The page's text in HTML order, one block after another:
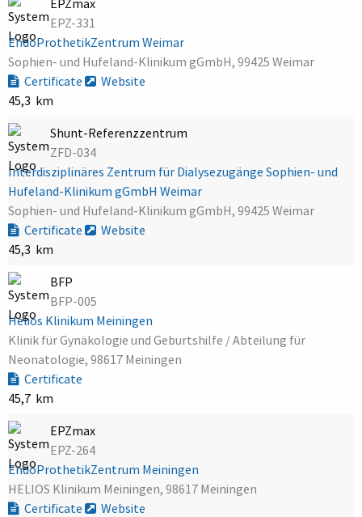
EPZ-331
EndoProthetikZentrum Weimar
Sophien- und Hufeland-Klinikum gGmbH, 99425 Weimar
Certificate
Website
45,3 km
Shunt-Referenzzentrum
ZFD-034
Interdisziplinäres Zentrum für Dialysezugänge Sophien- und
Hufeland-Klinikum gGmbH Weimar
Sophien- und Hufeland-Klinikum gGmbH, 99425 Weimar
Certificate
Website
45,3 km
BFP
BFP-005
Helios Klinikum Meiningen
Klinik für Gynäkologie und Geburtshilfe / Abteilung für
Neonatologie, 98617 Meiningen
Certificate
45,7 km
EPZmax
EPZ-264
EndoProthetikZentrum Meiningen
HELIOS Klinikum Meiningen, 98617 Meiningen
Certificate
Website